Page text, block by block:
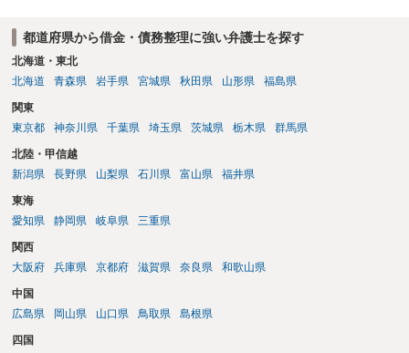
都道府県から借金・債務整理に強い弁護士を探す
北海道・東北
北海道
青森県 岩手県 宮城県 秋田県 山形県 福島県
関東
東京都
神奈川県 千葉県 埼玉県 茨城県 栃木県 群馬県
北陸・甲信越
新潟県
長野県 山梨県 石川県 富山県 福井県
東海
愛知県
静岡県 岐阜県 三重県
関西
大阪府
兵庫県 京都府 滋賀県 奈良県 和歌山県
中国
広島県
岡山県 山口県 鳥取県 島根県
四国